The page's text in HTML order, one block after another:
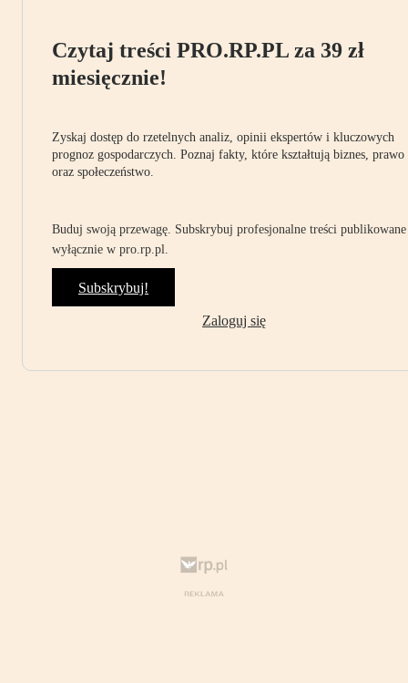
Czytaj treści PRO.RP.PL za 39 zł
miesięcznie!
Zyskaj dostęp do rzetelnych analiz, opinii ekspertów i kluczowych
prognoz gospodarczych. Poznaj fakty, które kształtują biznes, prawo
oraz społeczeństwo.
Buduj swoją przewagę. Subskrybuj profesjonalne treści publikowane
wyłącznie w pro.rp.pl.
Subskrybuj!
Zaloguj się